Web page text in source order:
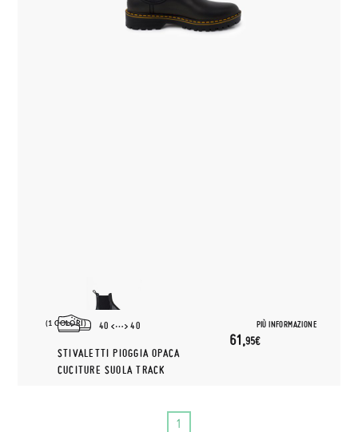
(1 COLORI) PIÙ INFORMAZIONE
40 40
STIVALETTI PIOGGIA OPACA
CUCITURE SUOLA TRACK
61,95€
1